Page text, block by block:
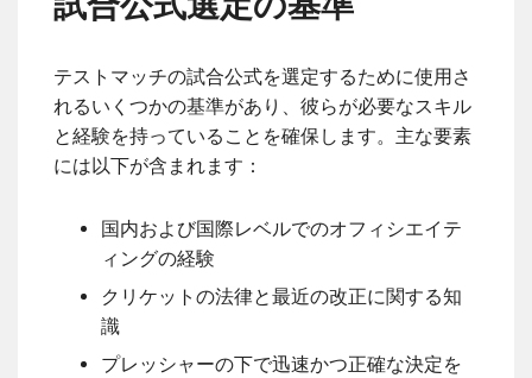
テストマッチの試合公式を選定するために使用さ
れるいくつかの基準があり、彼らが必要なスキル
と経験を持っていることを確保します。主な要素
には以下が含まれます：
国内および国際レベルでのオフィシエイテ
ィングの経験
クリケットの法律と最近の改正に関する知
識
プレッシャーの下で迅速かつ正確な決定を